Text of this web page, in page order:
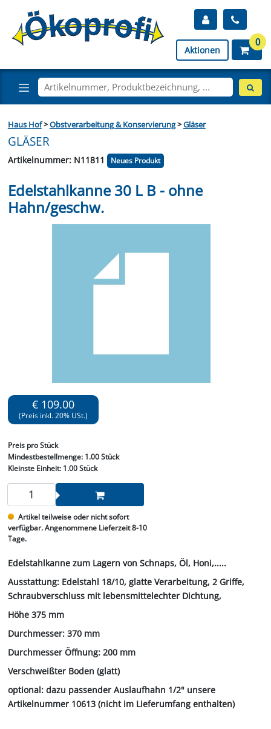
Aktionen
0
Haus Hof>Obstverarbeitung & Konservierung>Gläser
GLÄSER
Artikelnummer: N11811 Neues Produkt
Edelstahlkanne 30 L B - ohne
Hahn/geschw.
€ 109.00
(Preis inkl. 20% USt.)
Preis pro Stück
Mindestbestellmenge: 1.00 Stück
Kleinste Einheit:1.00 Stück
Artikel teilweise oder nicht sofort
verfügbar. Angenommene Lieferzeit 8-10
Tage.
Edelstahlkanne zum Lagern von Schnaps, Öl, Honi,.....
Ausstattung: Edelstahl 18/10, glatte Verarbeitung, 2 Griffe,
Schraubverschluss mit lebensmittelechter Dichtung,
Höhe 375 mm
Durchmesser: 370 mm
Durchmesser Öffnung: 200 mm
Verschweißter Boden (glatt)
optional: dazu passender Auslaufhahn 1/2" unsere
Artikelnummer 10613 (nicht im Lieferumfang enthalten)